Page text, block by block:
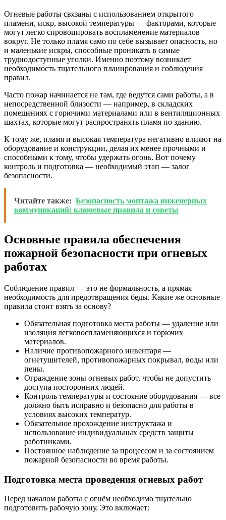
Огневые работы связаны с использованием открытого
пламени, искр, высокой температуры — факторами, которые
могут легко спровоцировать воспламенение материалов
вокруг. Не только пламя само по себе вызывает опасность, но
и маленькие искры, способные проникать в самые
труднодоступные уголки. Именно поэтому возникает
необходимость тщательного планирования и соблюдения
правил.
Часто пожар начинается не там, где ведутся сами работы, а в
непосредственной близости — например, в складских
помещениях с горючими материалами или в вентиляционных
шахтах, которые могут распространять пламя по зданию.
К тому же, пламя и высокая температура негативно влияют на
оборудование и конструкции, делая их менее прочными и
способными к тому, чтобы удержать огонь. Вот почему
контроль и подготовка — необходимый этап — залог
безопасности.
Читайте также: Безопасность монтажа инженерных
коммуникаций: ключевые правила и советы
Основные правила обеспечения
пожарной безопасности при огневых
работах
Соблюдение правил — это не формальность, а прямая
необходимость для предотвращения беды. Какие же основные
правила стоит взять за основу?
Обязательная подготовка места работы — удаление или
изоляция легковоспламеняющихся и горючих
материалов.
Наличие противопожарного инвентаря —
огнетушителей, противопожарных покрывал, воды или
пены.
Ограждение зоны огневых работ, чтобы не допустить
доступа посторонних людей.
Контроль температуры и состояние оборудования — все
должно быть исправно и безопасно для работы в
условиях высоких температур.
Обязательное прохождение инструктажа и
использование индивидуальных средств защиты
работниками.
Постоянное наблюдение за процессом и за состоянием
пожарной безопасности во время работы.
Подготовка места проведения огневых работ
Перед началом работы с огнём необходимо тщательно
подготовить рабочую зону. Это включает: